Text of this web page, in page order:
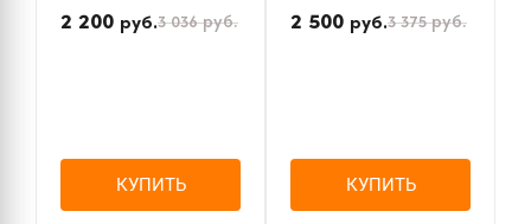
2 200 руб.3 036руб.
КУПИТЬ
2 500 руб.3 375руб.
КУПИТЬ